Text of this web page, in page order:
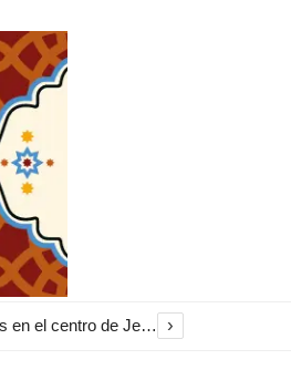
El Ayuntamiento inicia la restauración de las marquesinas de Plaza Esteve para volver a instalarlas en el centro de Jerez ›